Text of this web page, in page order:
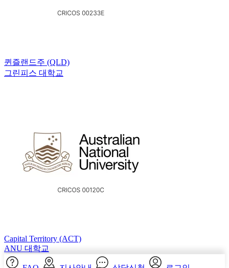
그린피스 대학교
ANU 대학교
FAQ 지사안내 상담신청 로그인